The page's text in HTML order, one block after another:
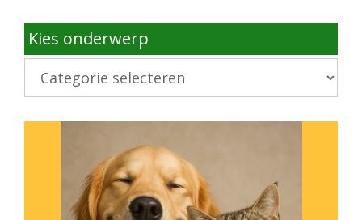
Kies onderwerp
Kies
onderwerp